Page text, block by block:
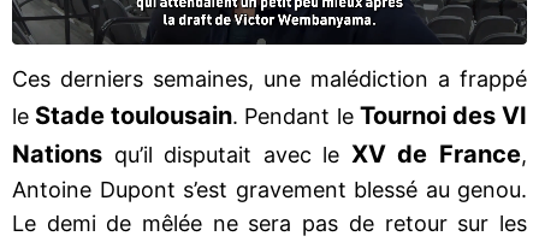
Ces derniers semaines, une malédiction a frappé
le Stade toulousain. Pendant le Tournoi des VI
Nations qu’il disputait avec le XV de France,
Antoine Dupont s’est gravement blessé au genou.
Le demi de mêlée ne sera pas de retour sur les